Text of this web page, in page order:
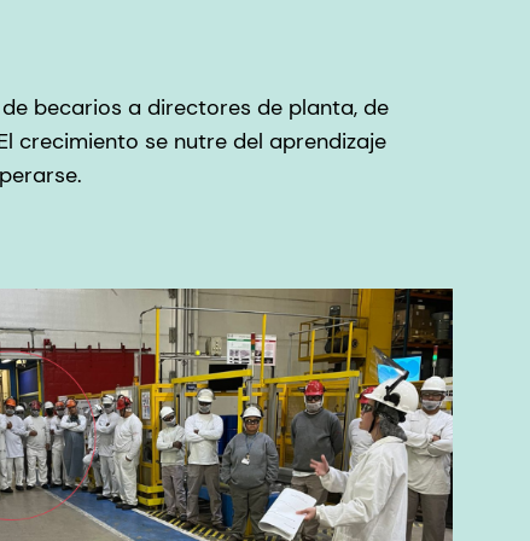
becarios a directores de planta, de
crecimiento se nutre del aprendizaje